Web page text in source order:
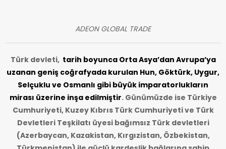
ADEON GLOBAL TRADE
Türk devleti, tarih boyunca Orta Asya’dan Avrupa’ya
uzanan geniş coğrafyada kurulan Hun, Göktürk, Uygur,
Selçuklu ve Osmanlı gibi büyük imparatorlukların
mirası üzerine inşa edilmiştir. Günümüzde ise Türkiye
Cumhuriyeti, Kuzey Kıbrıs Türk Cumhuriyeti ve Türk
Devletleri Teşkilatı üyesi bağımsız Türk devletleri
(Azerbaycan, Kazakistan, Kırgızistan, Özbekistan,